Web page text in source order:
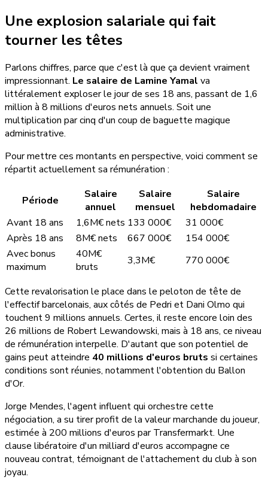
Une explosion salariale qui fait
tourner les têtes
Parlons chiffres, parce que c'est là que ça devient vraiment
impressionnant. Le salaire de Lamine Yamal va
littéralement exploser le jour de ses 18 ans, passant de 1,6
million à 8 millions d'euros nets annuels. Soit une
multiplication par cinq d'un coup de baguette magique
administrative.
Pour mettre ces montants en perspective, voici comment se
répartit actuellement sa rémunération :
Période
Salaire
annuel
Salaire
mensuel
Salaire
hebdomadaire
Avant 18 ans
1,6M€ nets 133 000€
31 000€
Après 18 ans
8M€ nets 667 000€
154 000€
Avec bonus
maximum
40M€
bruts
3,3M€ 770 000€
Cette revalorisation le place dans le peloton de tête de
l'effectif barcelonais, aux côtés de Pedri et Dani Olmo qui
touchent 9 millions annuels. Certes, il reste encore loin des
26 millions de Robert Lewandowski, mais à 18 ans, ce niveau
de rémunération interpelle. D'autant que son potentiel de
gains peut atteindre 40 millions d'euros bruts si certaines
conditions sont réunies, notamment l'obtention du Ballon
d'Or.
Jorge Mendes, l'agent influent qui orchestre cette
négociation, a su tirer profit de la valeur marchande du joueur,
estimée à 200 millions d'euros par Transfermarkt. Une
clause libératoire d'un milliard d'euros accompagne ce
nouveau contrat, témoignant de l'attachement du club à son
joyau.